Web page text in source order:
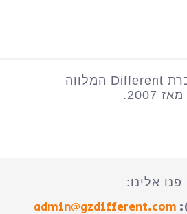
השירות ניתן ע”י חברת Different המלווה
פנו אלינו:
admin@gzdifferent.com